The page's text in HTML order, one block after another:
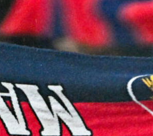
7 Agosto 2026
Sow è del Genoa, un
da 4 milioni per De Rossi
7 Agosto 2026
Rientra Østigård, il Genoa
trittico di sfide al Ferraris
6 Agosto 2026